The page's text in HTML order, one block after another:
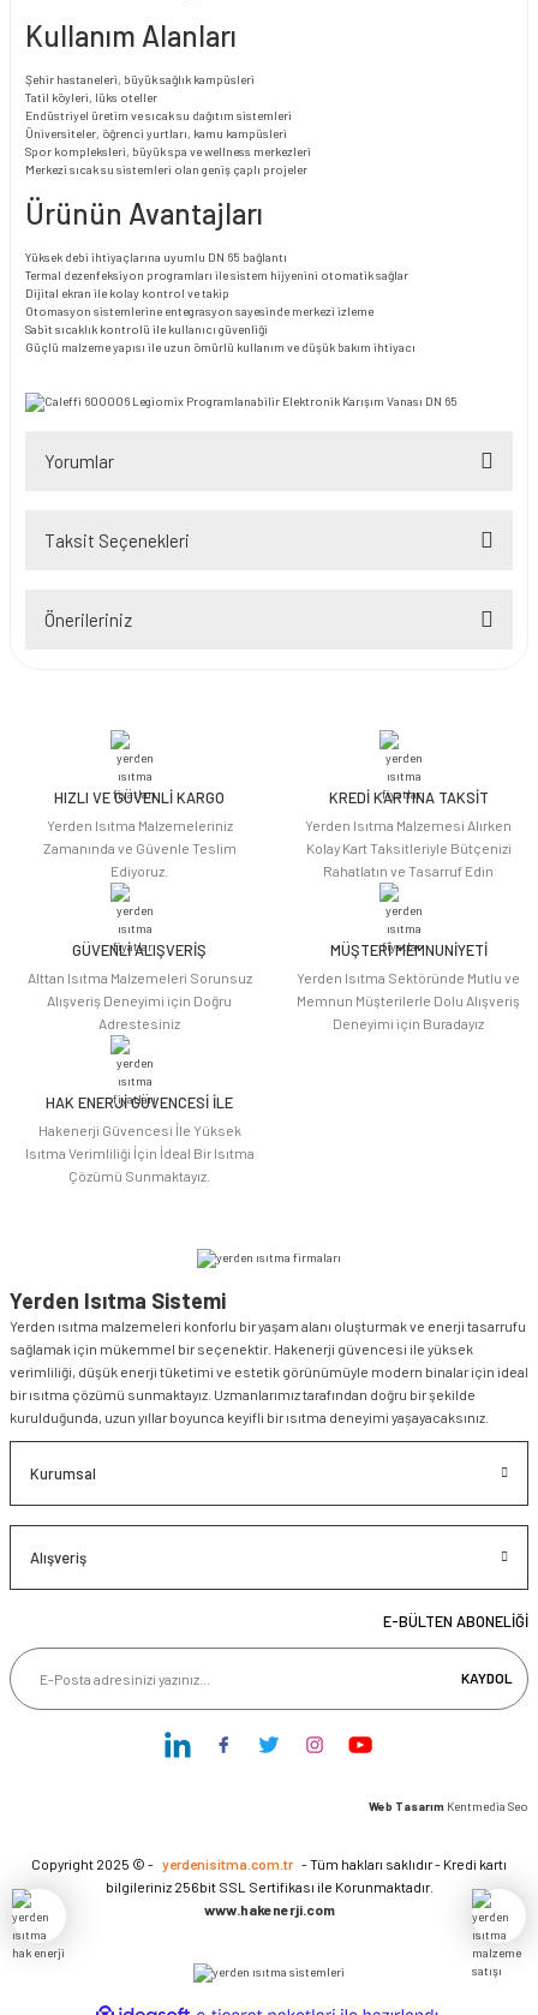
Kullanım Alanları
Şehir hastaneleri, büyük sağlık kampüsleri
Tatil köyleri, lüks oteller
Endüstriyel üretim ve sıcak su dağıtım sistemleri
Üniversiteler, öğrenci yurtları, kamu kampüsleri
Spor kompleksleri, büyük spa ve wellness merkezleri
Merkezi sıcak su sistemleri olan geniş çaplı projeler
Ürünün Avantajları
Yüksek debi ihtiyaçlarına uyumlu DN 65 bağlantı
Termal dezenfeksiyon programları ile sistem hijyenini otomatik sağlar
Dijital ekran ile kolay kontrol ve takip
Otomasyon sistemlerine entegrasyon sayesinde merkezi izleme
Sabit sıcaklık kontrolü ile kullanıcı güvenliği
Güçlü malzeme yapısı ile uzun ömürlü kullanım ve düşük bakım ihtiyacı
Yorumlar
Taksit Seçenekleri
Önerileriniz
iletebilirsiniz.
Görüş ve önerileriniz için teşekkür ederiz.
Ürün açıklamasında eksik bilgiler bulunuyor.
Ürün bilgilerinde hatalar bulunuyor.
Ürün fiyatı diğer sitelerden daha pahalı.
Bu ürüne benzer farklı alternatifler olmalı.
HIZLI VE GÜVENLİ KARGO
Yerden Isıtma Malzemeleriniz
Zamanında ve Güvenle Teslim
Ediyoruz.
KREDİ KARTINA TAKSİT
Yerden Isıtma Malzemesi Alırken
Kolay Kart Taksitleriyle Bütçenizi
Rahatlatın ve Tasarruf Edin
GÜVENLİ ALIŞVERİŞ
Alttan Isıtma Malzemeleri Sorunsuz
Alışveriş Deneyimi için Doğru
Adrestesiniz
MÜŞTERİ MEMNUNİYETİ
Yerden Isıtma Sektöründe Mutlu ve
Memnun Müşterilerle Dolu Alışveriş
Deneyimi için Buradayız
HAK ENERJİ GÜVENCESİ İLE
Hakenerji Güvencesi İle Yüksek
Isıtma Verimliliği İçin İdeal Bir Isıtma
Çözümü Sunmaktayız.
Yerden Isıtma Sistemi
Yerden ısıtma malzemeleri konforlu bir yaşam alanı oluşturmak ve enerji tasarrufu
sağlamak için mükemmel bir seçenektir. Hakenerji güvencesi ile yüksek
verimliliği, düşük enerji tüketimi ve estetik görünümüyle modern binalar için ideal
bir ısıtma çözümü sunmaktayız. Uzmanlarımız tarafından doğru bir şekilde
kurulduğunda, uzun yıllar boyunca keyifli bir ısıtma deneyimi yaşayacaksınız.
Kurumsal
Alışveriş
E-BÜLTEN ABONELİĞİ
KAYDOL
Web Tasarım Kentmedia Seo
Copyright 2025 © - yerdenisitma.com.tr - Tüm hakları saklıdır - Kredi kartı
bilgileriniz 256bit SSL Sertifikası ile Korunmaktadır.
www.hakenerji.com